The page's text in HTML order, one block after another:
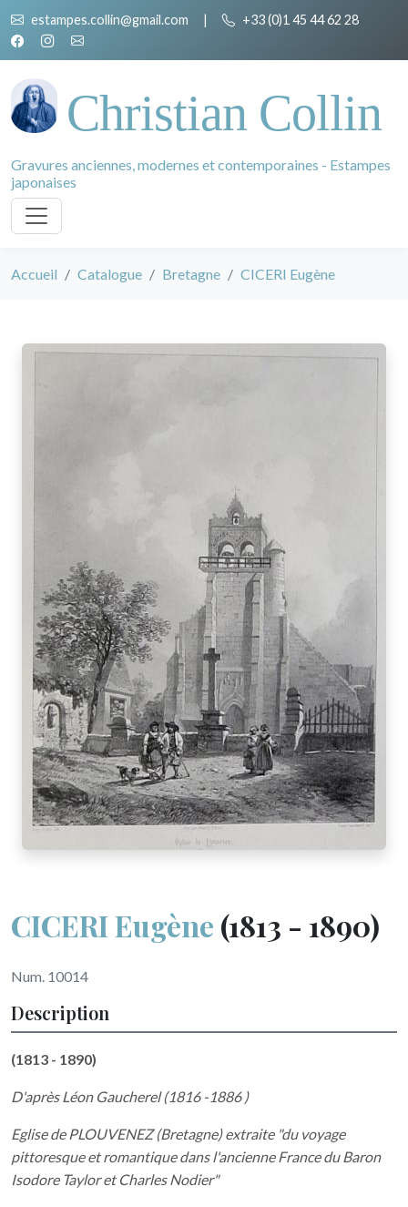
estampes.collin@gmail.com | +33 (0)1 45 44 62 28
Christian Collin
Gravures anciennes, modernes et contemporaines - Estampes
japonaises
Accueil Catalogue Bretagne CICERI Eugène
CICERI Eugène (1813 - 1890)
Num. 10014
Description
(1813 - 1890)
D'après Léon Gaucherel (1816 -1886 )
Eglise de PLOUVENEZ (Bretagne) extraite "du voyage
pittoresque et romantique dans l'ancienne France du Baron
Isodore Taylor et Charles Nodier"